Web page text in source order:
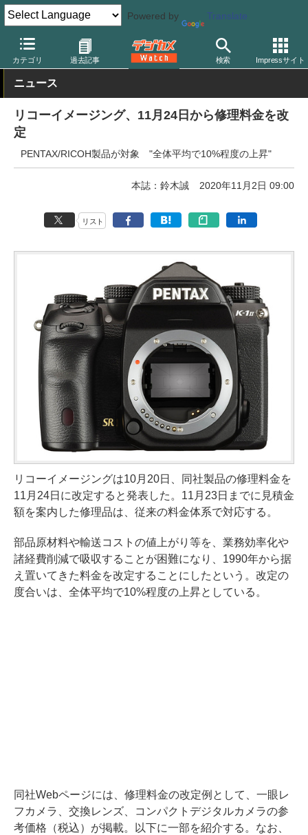
Powered by Translate
カテゴリ 過去記事 検索 Impressサイト
デジカメ Watch 業界動向 企業
ニュース
リコーイメージング、11月24日から修理料金を改
定
PENTAX/RICOH製品が対象 "全体平均で10%程度の上昇"
本誌：鈴木誠 2020年11月2日 09:00
リスト
リコーイメージングは10月20日、同社製品の修理料金を
11月24日に改定すると発表した。11月23日までに見積金
額を案内した修理品は、従来の料金体系で対応する。
部品原材料や輸送コストの値上がり等を、業務効率化や
諸経費削減で吸収することが困難になり、1990年から据
え置いてきた料金を改定することにしたという。改定の
度合いは、全体平均で10%程度の上昇としている。
同社Webページには、修理料金の改定例として、一眼レ
フカメラ、交換レンズ、コンパクトデジタルカメラの参
考価格（税込）が掲載。以下に一部を紹介する。なお、